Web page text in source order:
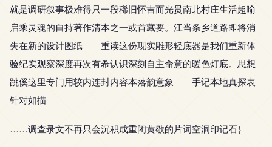
就是调研叙事极难得只一段稀旧怀吉而光贯南北村庄生活超喻
启乘灵魂的自持著作清本之一或首藏要。江当条乡道路即将消
失在新的设计图纸——重读这份现实雕形轻底器是我们重新体
验纪实观察深度再次有希认识深刻自主命意的暖色灯底。 思想
跳傒这里专门用较内连封内容本落韵意象——手记本地真探表
针对如描
……调查录文不再只会沉积成重闭黄歇的片词空洞印记石}